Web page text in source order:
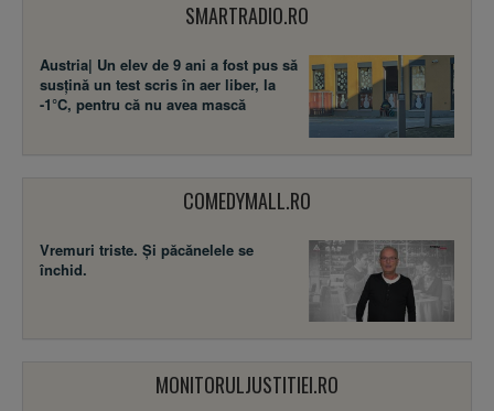
SMARTRADIO.RO
Austria| Un elev de 9 ani a fost pus să
susţină un test scris în aer liber, la
-1°C, pentru că nu avea mască
COMEDYMALL.RO
Vremuri triste. Şi păcănelele se
închid.
MONITORULJUSTITIEI.RO